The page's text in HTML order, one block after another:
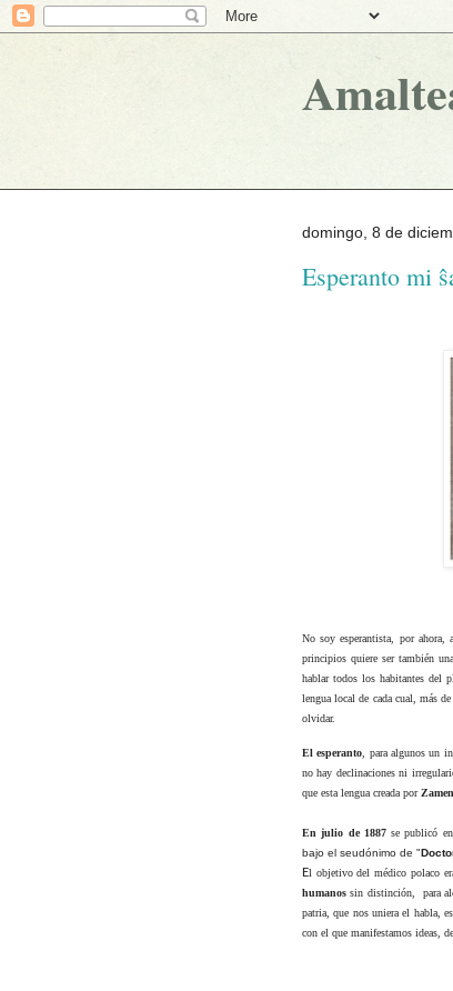
domingo, 8 de
Esperanto mi
No soy esperantista, por ahora,
principios quiere ser también
hablar todos los habitantes del
lengua local de cada cual, más
olvidar.
El esperanto , para algunos un
no hay declinaciones ni
que esta lengua creada por
En julio de 1887se publicó
bajo el seudónimo de "
El objetivo del médico polaco
humanos sin distinción, para
patria, que nos uniera el habla,
con el que manifestamos ideas,